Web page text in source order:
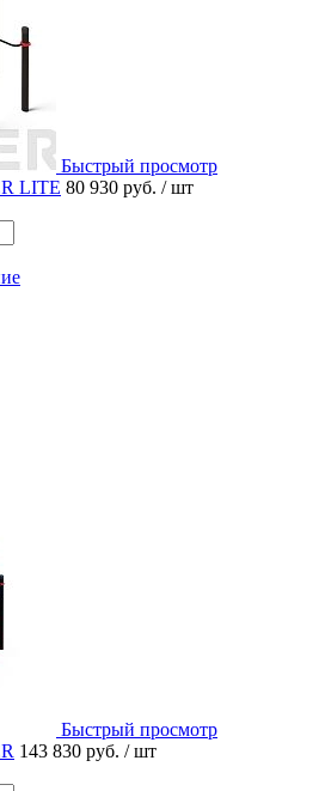
Быстрый просмотр
LITE 80 930 руб. / шт
Быстрый просмотр
143 830 руб. / шт